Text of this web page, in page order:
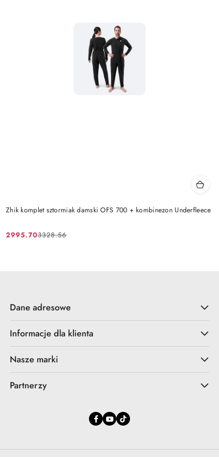
Zhik komplet sztormiak damski OFS 700 + kombinezon Underfleece
Cena
2995.70
Cena
3328.56
Dane adresowe
Informacje dla klienta
Nasze marki
Partnerzy